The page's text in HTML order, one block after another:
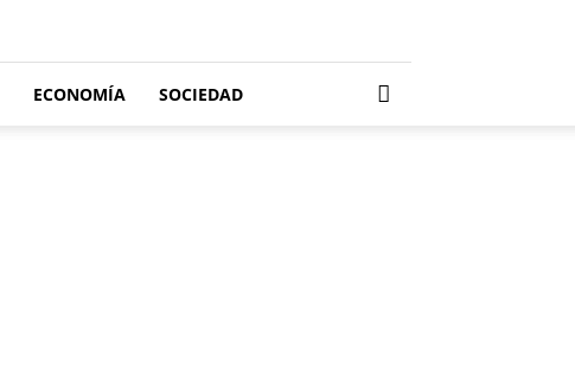
ECONOMÍA SOCIEDAD